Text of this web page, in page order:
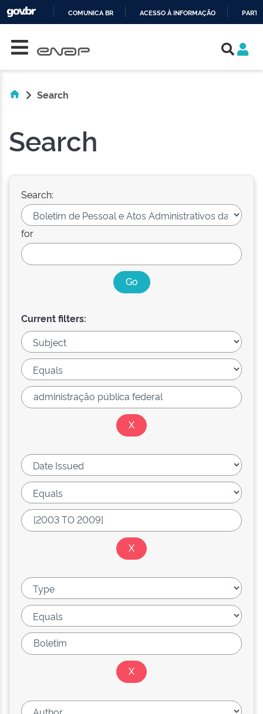
COMUNICA BR ACESSO À INFORMAÇÃO
Search
Search
Search:
for
Current filters: